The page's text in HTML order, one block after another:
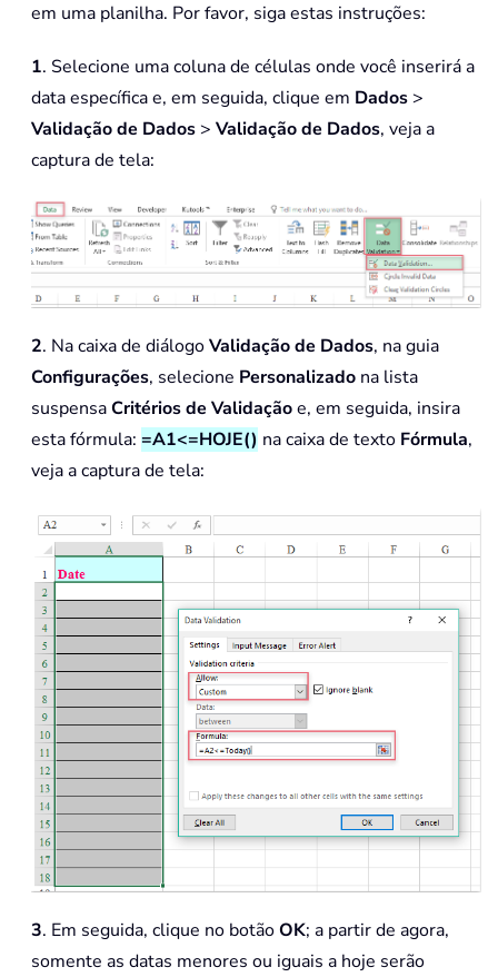
em uma planilha. Por favor, siga estas instruções:
1. Selecione uma coluna de células onde você inserirá a
data específica e, em seguida, clique em Dados >
Validação de Dados > Validação de Dados, veja a
captura de tela:
2. Na caixa de diálogoValidação de Dados, na guia
Configurações, selecione Personalizado na lista
suspensaCritérios de Validaçãoe, em seguida, insira
esta fórmula: =A1<=HOJE() na caixa de texto Fórmula,
veja a captura de tela:
3. Em seguida, clique no botãoOK; a partir de agora,
somente as datas menores ou iguais a hoje serão